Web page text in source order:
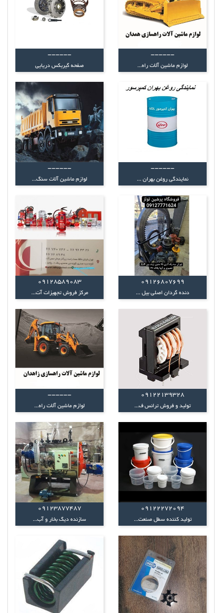
------
لوازم ماشین آلات راه...
------
صفحه گیربکس دریایی
------
نمایندگی روغن بهران ...
------
لوازم ماشین آلات سنگ...
09126807699
دنده گردان اصلی بیل ...
09128589083
مرکز فروش تجهیزات آت...
09122139328
تولید و فروش ترانس ف...
------
لوازم ماشین آلات راه...
09122272094
تولید کننده سطل صنعت...
09123877487
سازنده دیگ بخار و آب...